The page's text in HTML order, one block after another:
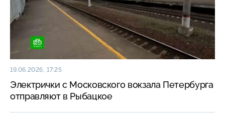
19.06.2026, 17:25
Электрички с Московского вокзала Петербурга
отправляют в Рыбацкое